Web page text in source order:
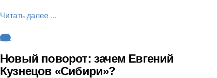
Читать далее ...
КХЛ
Новый поворот: зачем Евгений
Кузнецов «Сибири»?